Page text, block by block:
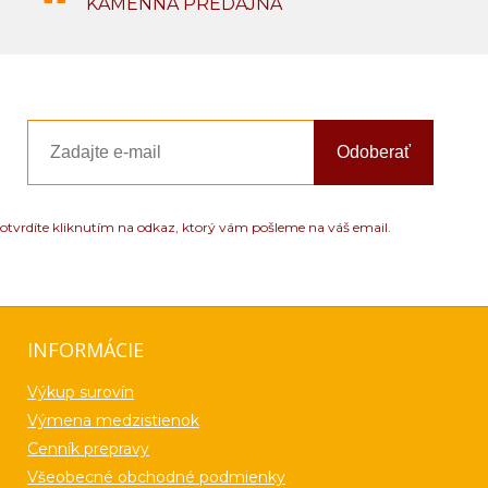
Odoberať
kliknutím na odkaz, ktorý vám pošleme na váš email.
INFORMÁCIE
Výkup surovín
Výmena medzistienok
Cenník prepravy
Všeobecné obchodné podmienky